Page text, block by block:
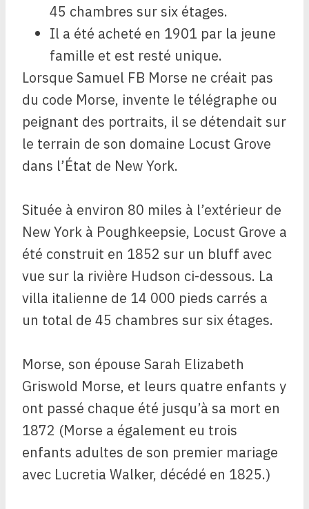
45 chambres sur six étages.
Il a été acheté en 1901 par la jeune
famille et est resté unique.
Lorsque Samuel FB Morse ne créait pas
du code Morse, invente le télégraphe ou
peignant des portraits, il se détendait sur
le terrain de son domaine Locust Grove
dans l’État de New York.
Située à environ 80 miles à l’extérieur de
New York à Poughkeepsie, Locust Grove a
été construit en 1852 sur un bluff avec
vue sur la rivière Hudson ci-dessous. La
villa italienne de 14 000 pieds carrés a
un total de 45 chambres sur six étages.
Morse, son épouse Sarah Elizabeth
Griswold Morse, et leurs quatre enfants y
ont passé chaque été jusqu’à sa mort en
1872 (Morse a également eu trois
enfants adultes de son premier mariage
avec Lucretia Walker, décédé en 1825.)